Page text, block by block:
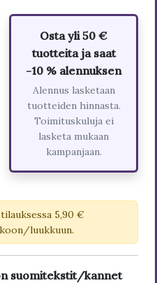
Osta yli 50 €
tuotteita ja saat
-10 % alennuksen
Alennus lasketaan
tuotteiden hinnasta.
Toimituskuluja ei
lasketa mukaan
kampanjaan.
5,90 €
luukkuun.
suomitekstit/kannet